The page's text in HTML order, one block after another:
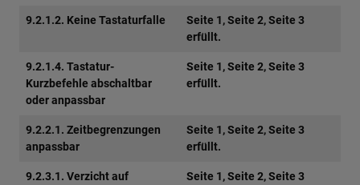
9.2.1.2. Keine Tastaturfalle
Seite 1, Seite 2, Seite 3
erfüllt.
9.2.1.4. Tastatur-
Kurzbefehle abschaltbar
oder anpassbar
Seite 1, Seite 2, Seite 3
erfüllt.
9.2.2.1. Zeitbegrenzungen
anpassbar
Seite 1, Seite 2, Seite 3
erfüllt.
9.2.3.1. Verzicht auf
Seite 1, Seite 2, Seite 3